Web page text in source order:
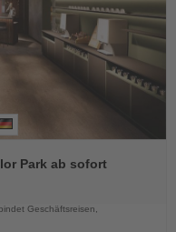
Park ab sofort
Geschäftsreisen,